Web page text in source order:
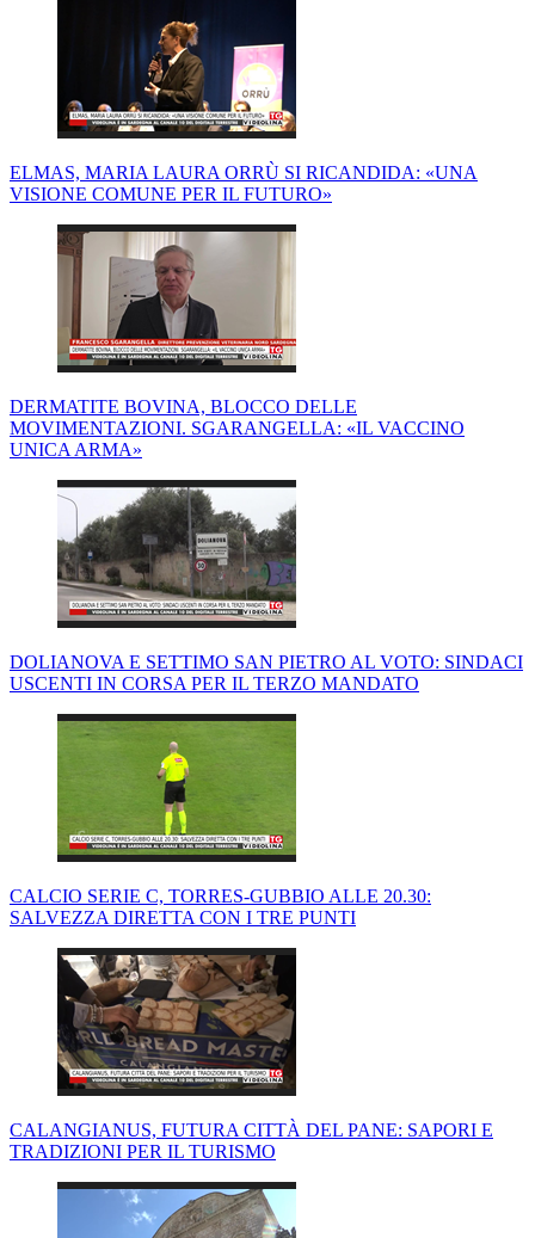
ELMAS, MARIA LAURA ORRÙ SI RICANDIDA: «UNA
VISIONE COMUNE PER IL FUTURO»
DERMATITE BOVINA, BLOCCO DELLE
MOVIMENTAZIONI. SGARANGELLA: «IL VACCINO
UNICA ARMA»
DOLIANOVA E SETTIMO SAN PIETRO AL VOTO: SINDACI
USCENTI IN CORSA PER IL TERZO MANDATO
CALCIO SERIE C, TORRES-GUBBIO ALLE 20.30:
SALVEZZA DIRETTA CON I TRE PUNTI
CALANGIANUS, FUTURA CITTÀ DEL PANE: SAPORI E
TRADIZIONI PER IL TURISMO